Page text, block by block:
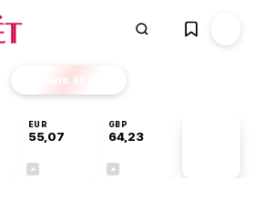
Finans EKSTRA
EUR
55,07
GBP
64,23